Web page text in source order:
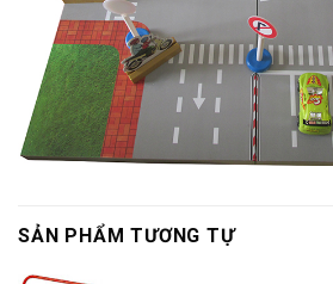
SẢN PHẨM TƯƠNG TỰ